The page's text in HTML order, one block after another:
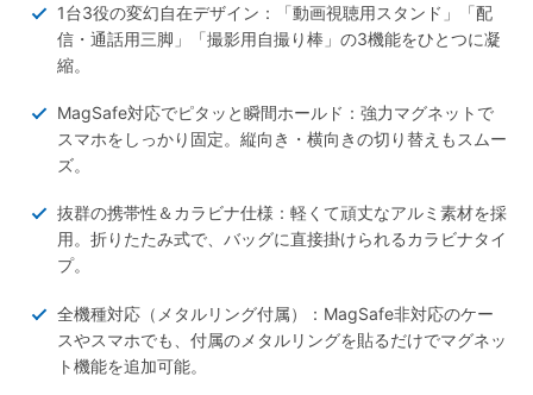
1台3役の変幻自在デザイン：「動画視聴用スタンド」「配
信・通話用三脚」「撮影用自撮り棒」の3機能をひとつに凝
縮。
MagSafe対応でピタッと瞬間ホールド：強力マグネットで
スマホをしっかり固定。縦向き・横向きの切り替えもスムー
ズ。
抜群の携帯性＆カラビナ仕様：軽くて頑丈なアルミ素材を採
用。折りたたみ式で、バッグに直接掛けられるカラビナタイ
プ。
全機種対応（メタルリング付属）：MagSafe非対応のケー
スやスマホでも、付属のメタルリングを貼るだけでマグネッ
ト機能を追加可能。